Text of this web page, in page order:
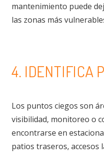
mantenimiento puede
las zonas más
4. IDENTIFICA
Los puntos ciegos son
visibilidad, monitoreo o
encontrarse en
patios traseros,